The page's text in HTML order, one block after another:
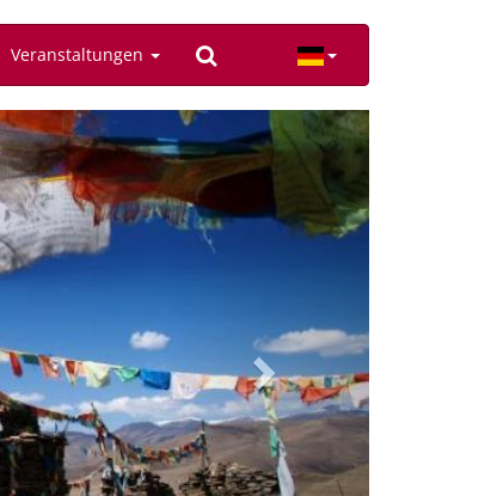
Veranstaltungen
Next